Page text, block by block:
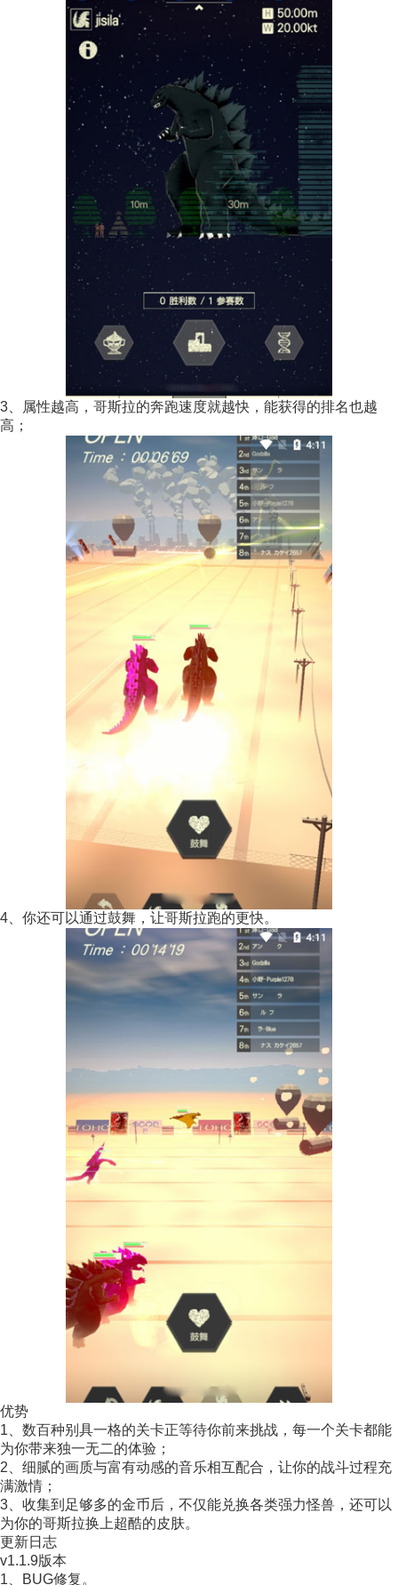
3、属性越高，哥斯拉的奔跑速度就越快，能获得的排名也越
高；
4、你还可以通过鼓舞，让哥斯拉跑的更快。
优势
1、数百种别具一格的关卡正等待你前来挑战，每一个关卡都能
为你带来独一无二的体验；
2、细腻的画质与富有动感的音乐相互配合，让你的战斗过程充
满激情；
3、收集到足够多的金币后，不仅能兑换各类强力怪兽，还可以
为你的哥斯拉换上超酷的皮肤。
更新日志
v1.1.9版本
1、BUG修复。